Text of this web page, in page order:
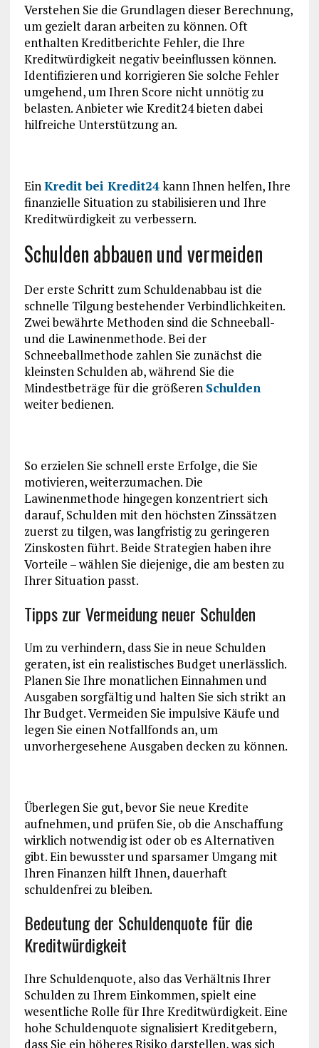
Verstehen Sie die Grundlagen dieser Berechnung,
um gezielt daran arbeiten zu können. Oft
enthalten Kreditberichte Fehler, die Ihre
Kreditwürdigkeit negativ beeinflussen können.
Identifizieren und korrigieren Sie solche Fehler
umgehend, um Ihren Score nicht unnötig zu
belasten. Anbieter wie Kredit24 bieten dabei
hilfreiche Unterstützung an.
EinKredit bei Kredit24kann Ihnen helfen, Ihre
finanzielle Situation zu stabilisieren und Ihre
Kreditwürdigkeit zu verbessern.
Schulden abbauen und vermeiden
Der erste Schritt zum Schuldenabbau ist die
schnelle Tilgung bestehender Verbindlichkeiten.
Zwei bewährte Methoden sind die Schneeball-
und die Lawinenmethode. Bei der
Schneeballmethode zahlen Sie zunächst die
kleinsten Schulden ab, während Sie die
Mindestbeträge für die größeren Schulden
weiter bedienen.
So erzielen Sie schnell erste Erfolge, die Sie
motivieren, weiterzumachen. Die
Lawinenmethode hingegen konzentriert sich
darauf, Schulden mit den höchsten Zinssätzen
zuerst zu tilgen, was langfristig zu geringeren
Zinskosten führt. Beide Strategien haben ihre
Vorteile – wählen Sie diejenige, die am besten zu
Ihrer Situation passt.
Tipps zur Vermeidung neuer Schulden
Um zu verhindern, dass Sie in neue Schulden
geraten, ist ein realistisches Budget unerlässlich.
Planen Sie Ihre monatlichen Einnahmen und
Ausgaben sorgfältig und halten Sie sich strikt an
Ihr Budget. Vermeiden Sie impulsive Käufe und
legen Sie einen Notfallfonds an, um
unvorhergesehene Ausgaben decken zu können.
Überlegen Sie gut, bevor Sie neue Kredite
aufnehmen, und prüfen Sie, ob die Anschaffung
wirklich notwendig ist oder ob es Alternativen
gibt. Ein bewusster und sparsamer Umgang mit
Ihren Finanzen hilft Ihnen, dauerhaft
schuldenfrei zu bleiben.
Bedeutung der Schuldenquote für die
Kreditwürdigkeit
Ihre Schuldenquote, also das Verhältnis Ihrer
Schulden zu Ihrem Einkommen, spielt eine
wesentliche Rolle für Ihre Kreditwürdigkeit. Eine
hohe Schuldenquote signalisiert Kreditgebern,
dass Sie ein höheres Risiko darstellen, was sich